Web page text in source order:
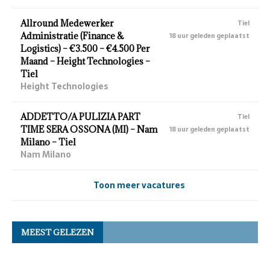
Allround Medewerker
Administratie (Finance &
Logistics) – €3.500 – €4.500 Per
Maand – Height Technologies –
Tiel
Height Technologies
Tiel
18 uur geleden geplaatst
ADDETTO/A PULIZIA PART
TIME SERA OSSONA (MI) – Nam
Milano – Tiel
Nam Milano
Tiel
18 uur geleden geplaatst
Toon meer vacatures
MEEST GELEZEN